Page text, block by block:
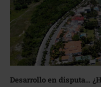
Desarrollo en disputa…